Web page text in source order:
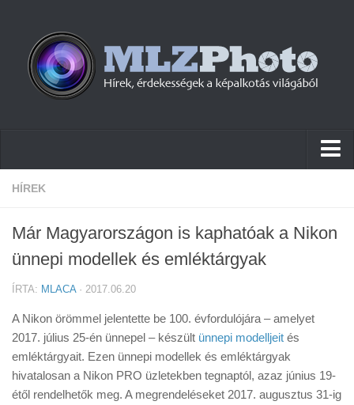
Hírek
Cikkek
Szoftver
Tudástár
Tanácsok
Érdekességek
HÍREK
Már Magyarországon is kaphatóak a Nikon
ünnepi modellek és emléktárgyak
ÍRTA: MLACA· 2017.06.20
A Nikon örömmel jelentette be 100. évfordulójára – amelyet
2017. július 25-én ünnepel – készült ünnepi modelljeit és
emléktárgyait. Ezen ünnepi modellek és emléktárgyak
hivatalosan a Nikon PRO üzletekben tegnaptól, azaz június 19-
étől rendelhetők meg. A megrendeléseket 2017. augusztus 31-ig